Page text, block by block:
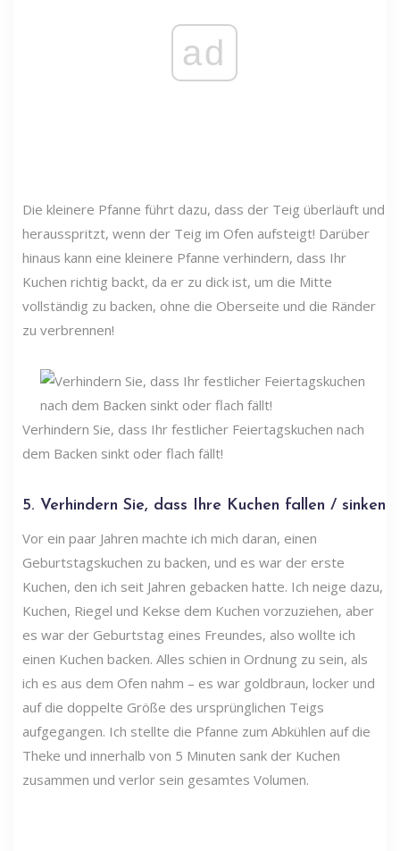
ad
Die kleinere Pfanne führt dazu, dass der Teig überläuft und
herausspritzt, wenn der Teig im Ofen aufsteigt! Darüber
hinaus kann eine kleinere Pfanne verhindern, dass Ihr
Kuchen richtig backt, da er zu dick ist, um die Mitte
vollständig zu backen, ohne die Oberseite und die Ränder
zu verbrennen!
Verhindern Sie, dass Ihr festlicher Feiertagskuchen nach
dem Backen sinkt oder flach fällt!
5. Verhindern Sie, dass Ihre Kuchen fallen / sinken
Vor ein paar Jahren machte ich mich daran, einen
Geburtstagskuchen zu backen, und es war der erste
Kuchen, den ich seit Jahren gebacken hatte. Ich neige dazu,
Kuchen, Riegel und Kekse dem Kuchen vorzuziehen, aber
es war der Geburtstag eines Freundes, also wollte ich
einen Kuchen backen. Alles schien in Ordnung zu sein, als
ich es aus dem Ofen nahm – es war goldbraun, locker und
auf die doppelte Größe des ursprünglichen Teigs
aufgegangen. Ich stellte die Pfanne zum Abkühlen auf die
Theke und innerhalb von 5 Minuten sank der Kuchen
zusammen und verlor sein gesamtes Volumen.